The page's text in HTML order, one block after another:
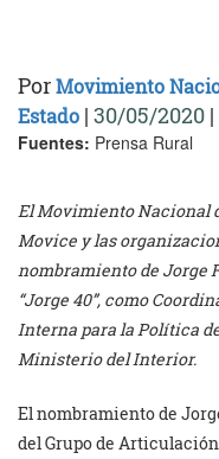
PorMovimiento
Estado | 30/05/2020 |
Fuentes: Prensa Rural
El Movimiento Nacional
Movice y las
nombramiento de Jorge
“Jorge 40”, como
Interna para la Política
Ministerio del Interior.
El nombramiento de
del Grupo de